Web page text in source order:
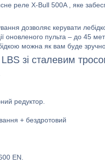
реле X-Bull 500A , яке
дозволяє керувати
оновленого пульта – до 45
можна як вам буде
зі сталевим
редуктор.
+ бездротовий
EN.